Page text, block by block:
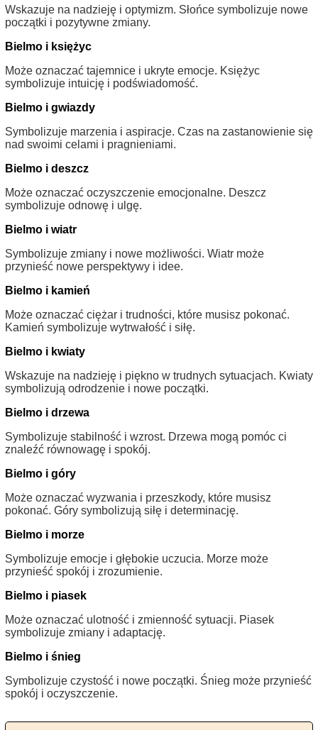
Wskazuje na nadzieję i optymizm. Słońce symbolizuje nowe
początki i pozytywne zmiany.
Bielmo i księżyc
Może oznaczać tajemnice i ukryte emocje. Księżyc
symbolizuje intuicję i podświadomość.
Bielmo i gwiazdy
Symbolizuje marzenia i aspiracje. Czas na zastanowienie się
nad swoimi celami i pragnieniami.
Bielmo i deszcz
Może oznaczać oczyszczenie emocjonalne. Deszcz
symbolizuje odnowę i ulgę.
Bielmo i wiatr
Symbolizuje zmiany i nowe możliwości. Wiatr może
przynieść nowe perspektywy i idee.
Bielmo i kamień
Może oznaczać ciężar i trudności, które musisz pokonać.
Kamień symbolizuje wytrwałość i siłę.
Bielmo i kwiaty
Wskazuje na nadzieję i piękno w trudnych sytuacjach. Kwiaty
symbolizują odrodzenie i nowe początki.
Bielmo i drzewa
Symbolizuje stabilność i wzrost. Drzewa mogą pomóc ci
znaleźć równowagę i spokój.
Bielmo i góry
Może oznaczać wyzwania i przeszkody, które musisz
pokonać. Góry symbolizują siłę i determinację.
Bielmo i morze
Symbolizuje emocje i głębokie uczucia. Morze może
przynieść spokój i zrozumienie.
Bielmo i piasek
Może oznaczać ulotność i zmienność sytuacji. Piasek
symbolizuje zmiany i adaptację.
Bielmo i śnieg
Symbolizuje czystość i nowe początki. Śnieg może przynieść
spokój i oczyszczenie.